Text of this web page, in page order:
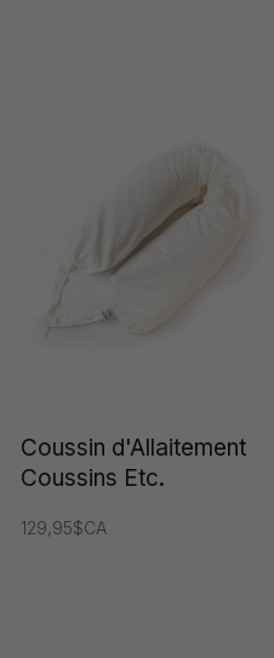
Coussin d'Allaitement
Coussins Etc.
129,95$CA